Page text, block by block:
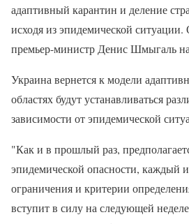
адаптивный карантин и деление
исходя из эпидемической
премьер-министр Денис Шмыгаль
Украина вернется к модели
областях будут устанавливаться
зависимости от эпидемической
"Как и в прошлый раз,
эпидемической опасности, каждый
ограничения и критерии
вступит в силу на следующей